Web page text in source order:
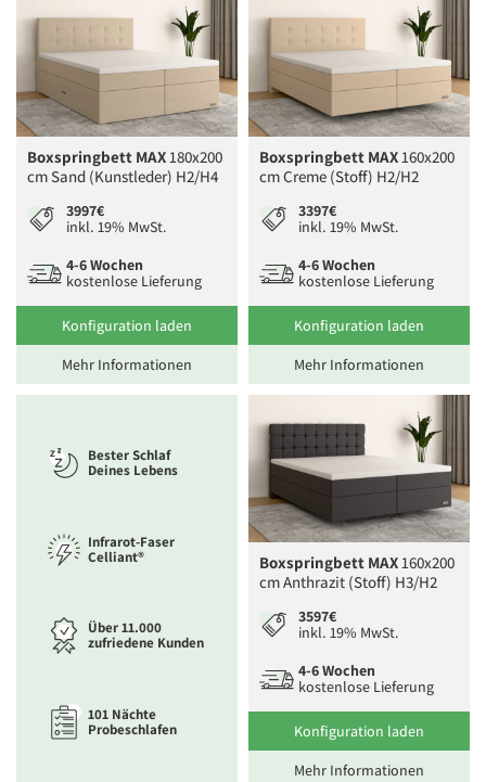
Boxspringbett MAX180x200
cm Sand (Kunstleder) H2/H4
3997€
inkl. 19% MwSt.
4-6 Wochen
kostenlose Lieferung
Konfiguration laden
Mehr Informationen
Boxspringbett MAX160x200
cm Creme (Stoff) H2/H2
3397€
inkl. 19% MwSt.
4-6 Wochen
kostenlose Lieferung
Konfiguration laden
Mehr Informationen
Bester Schlaf
Deines Lebens
Infrarot-Faser
Celliant®
Über 11.000
zufriedene Kunden
101 Nächte
Probeschlafen
Boxspringbett MAX160x200
cm Anthrazit (Stoff) H3/H2
3597€
inkl. 19% MwSt.
4-6 Wochen
kostenlose Lieferung
Konfiguration laden
Mehr Informationen